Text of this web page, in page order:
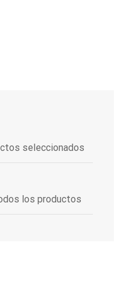
seleccionados
los productos